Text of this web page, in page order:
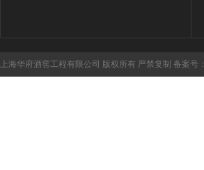
上海华府酒窖工程有限公司 版权所有 严禁复制 备案号：